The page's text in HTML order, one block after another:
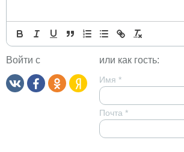
Войти с или как гость:
Имя *
Почта *